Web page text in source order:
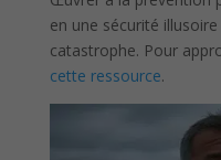
en une sécurité
catastrophe. Pour
cette ressource.